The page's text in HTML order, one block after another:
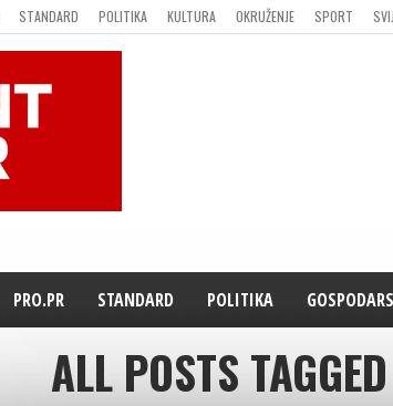
STANDARD POLITIKA KULTURA OKRUŽENJE SPORT
KONTAKT
PRO.PR STANDARD POLITIKA
ALL POSTS